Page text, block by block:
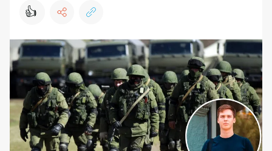
👍